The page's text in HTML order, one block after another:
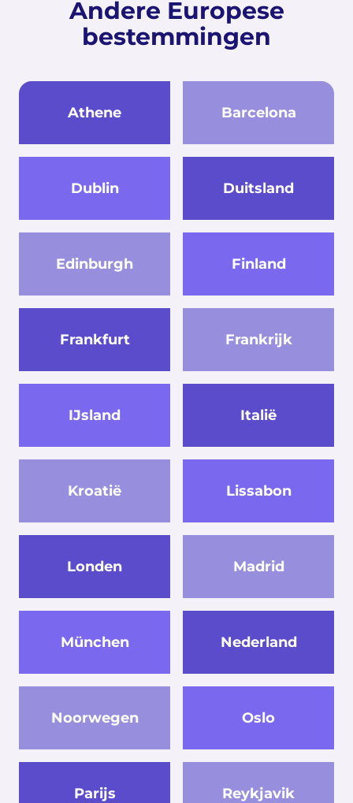
Andere Europese
bestemmingen
Athene Barcelona
Dublin Duitsland
Edinburgh Finland
Frankfurt Frankrijk
IJsland Italië
Kroatië Lissabon
Londen Madrid
München Nederland
Noorwegen Oslo
Parijs Reykjavik